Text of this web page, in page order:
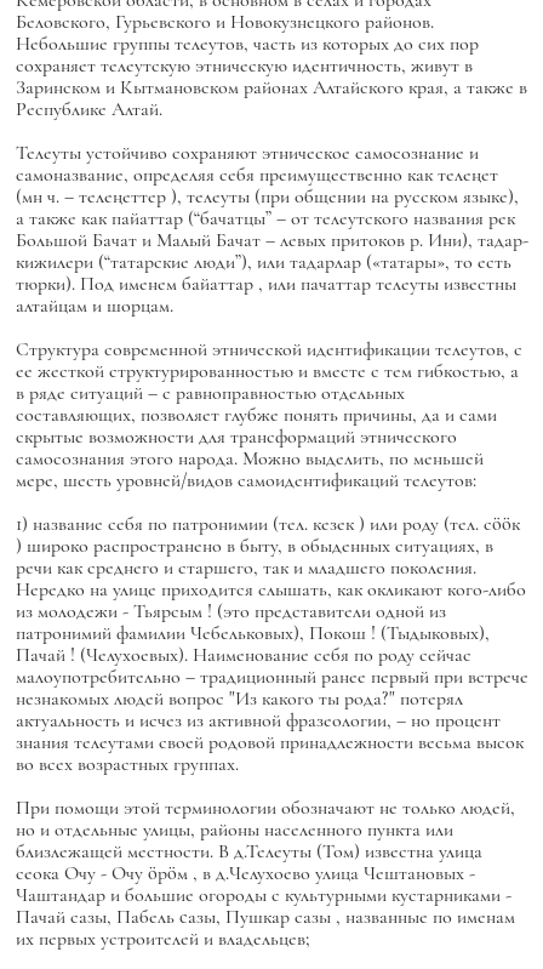
Беловского, Гурьевского и Новокузнецкого районов.
Небольшие группы телеутов, часть из которых до сих пор
сохраняет телеутскую этническую идентичность, живут в
Заринском и Кытмановском районах Алтайского края, а также в
Республике Алтай.
Телеуты устойчиво сохраняют этническое самосознание и
самоназвание, определяя себя преимущественно как телеңет
(мн ч. – телеңеттер ), телеуты (при общении на русском языке),
а также как пайаттар (“бачатцы” – от телеутского названия рек
Большой Бачат и Малый Бачат – левых притоков р. Ини), тадар-
кижилери (“татарские люди”), или тадарлар («татары», то есть
тюрки). Под именем байаттар , или пачаттар телеуты известны
алтайцам и шорцам.
Структура современной этнической идентификации телеутов, с
ее жесткой структурированностью и вместе с тем гибкостью, а
в ряде ситуаций – с равноправностью отдельных
составляющих, позволяет глубже понять причины, да и сами
скрытые возможности для трансформаций этнического
самосознания этого народа. Можно выделить, по меньшей
мере, шесть уровней/видов самоидентификаций телеутов:
1) название себя по патронимии (тел. кезек ) или роду (тел. сööк
) широко распространено в быту, в обыденных ситуациях, в
речи как среднего и старшего, так и младшего поколения.
Нередко на улице приходится слышать, как окликают кого-либо
из молодежи - Тьярсым ! (это представители одной из
патронимий фамилии Чебельковых), Покош ! (Тыдыковых),
Пачай ! (Челухоевых). Наименование себя по роду сейчас
малоупотребительно – традиционный ранее первый при встрече
незнакомых людей вопрос "Из какого ты рода?" потерял
актуальность и исчез из активной фразеологии, – но процент
знания телеутами своей родовой принадлежности весьма высок
во всех возрастных группах.
При помощи этой терминологии обозначают не только людей,
но и отдельные улицы, районы населенного пункта или
близлежащей местности. В д.Телеуты (Том) известна улица
сеока Очу - Очу öрöм , в д.Челухоево улица Чештановых -
Чаштандар и большие огороды с культурными кустарниками -
Пачай сазы, Пабель cазы, Пушкар сазы , названные по именам
их первых устроителей и владельцев;